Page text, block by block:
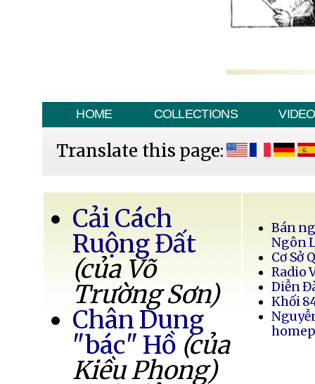
HOME COLLECTIONS VIDEO
Translate this page:
Cải Cách
Ruộng Đất
(của Võ
Trường Sơn)
Chân Dung
"bác" Hồ (của
Kiều Phong)
Bán
Ngôn
Cơ Sở
Radio
Diễn
Khối